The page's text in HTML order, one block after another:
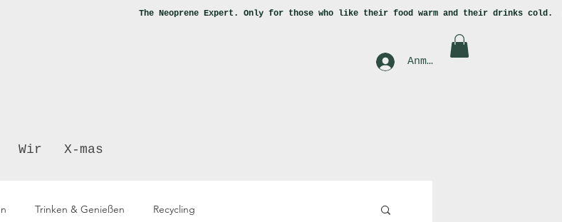
The Neoprene Expert. Only for those who like their food warm and their drinks cold.
Anmelden
Wir X-mas
Trinken & Genießen Recycling